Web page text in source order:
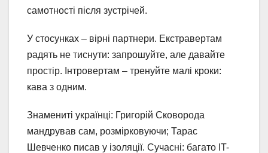
самотності після зустрічей.
У стосунках – вірні партнери. Екстравертам
радять не тиснути: запрошуйте, але давайте
простір. Інтровертам – тренуйте малі кроки:
кава з одним.
Знамениті українці: Григорій Сковорода
мандрував сам, розмірковуючи; Тарас
Шевченко писав у ізоляції. Сучасні: багато IT-